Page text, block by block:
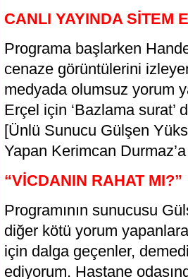
CANLI YAYINDA SİTEM
Programa başlarken
cenaze görüntülerini
medyada olumsuz yorum
Erçel için ‘Bazlama surat’
[Ünlü Sunucu Gülşen
Yapan Kerimcan
“VİCDANIN RAHAT MI?”
Programının sunucusu
diğer kötü yorum yapanlara
için dalga geçenler,
ediyorum. Hastane